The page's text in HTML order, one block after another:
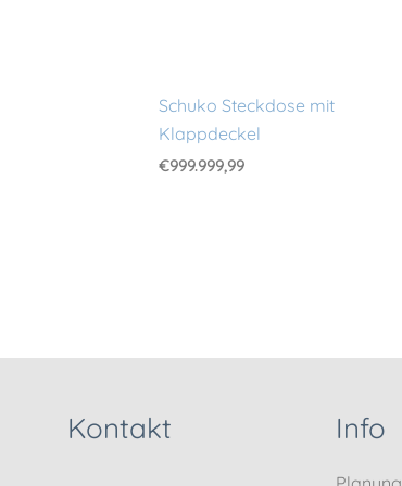
Schuko Steckdose mit
Klappdeckel
€999.999,99
Kontakt Info